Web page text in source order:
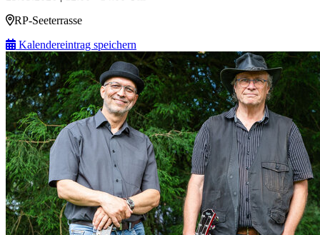
RP-Seeterrasse
Kalendereintrag speichern